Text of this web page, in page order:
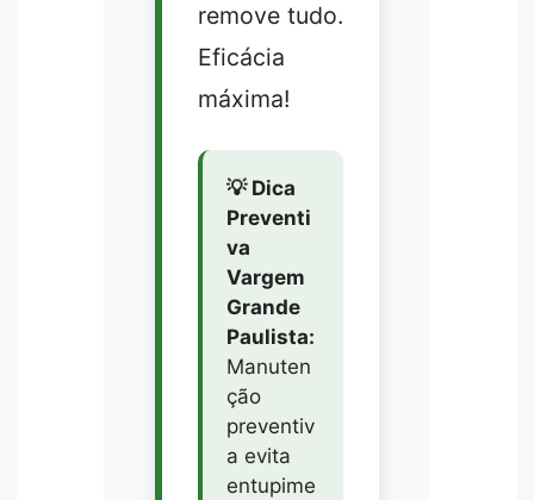
remove tudo.
Eficácia
máxima!
💡 Dica
Preventi
va
Vargem
Grande
Paulista:
Manuten
ção
preventiv
a evita
entupime